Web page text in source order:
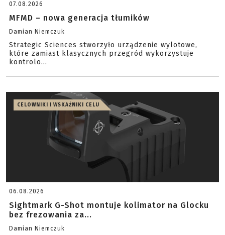
07.08.2026
MFMD – nowa generacja tłumików
Damian Niemczuk
Strategic Sciences stworzyło urządzenie wylotowe,
które zamiast klasycznych przegród wykorzystuje
kontrolo...
CELOWNIKI I WSKAŹNIKI CELU
06.08.2026
Sightmark G-Shot montuje kolimator na Glocku
bez frezowania za...
Damian Niemczuk